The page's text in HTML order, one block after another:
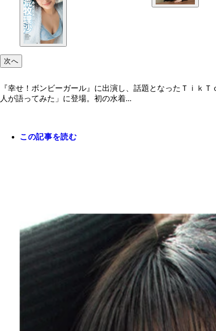
次へ
『幸せ！ボンビーガール』に出演し、話題となったＴｉｋ
人が語ってみた」に登場。初の水着...
この記事を読む